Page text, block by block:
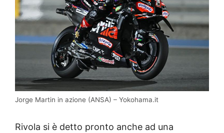
Jorge Martin in azione (ANSA) – Yokohama.it
Rivola si è detto pronto anche ad una